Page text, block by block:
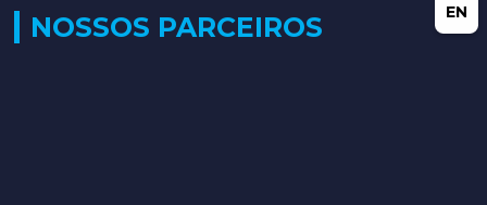
EN
NOSSOS PARCEIROS